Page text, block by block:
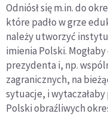
Odniósł się m.in. do
które padło w grze
należy utworzyć
imienia Polski.
prezydenta i, np.
zagranicznych, na
sytuacje, i
Polski obraźliwych